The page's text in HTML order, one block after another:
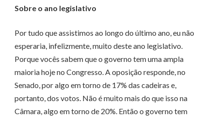
Sobre o ano legislativo
Por tudo que assistimos ao longo do último ano, eu não
esperaria, infelizmente, muito deste ano legislativo.
Porque vocês sabem que o governo tem uma ampla
maioria hoje no Congresso. A oposição responde, no
Senado, por algo em torno de 17% das cadeiras e,
portanto, dos votos. Não é muito mais do que isso na
Câmara, algo em torno de 20%. Então o governo tem